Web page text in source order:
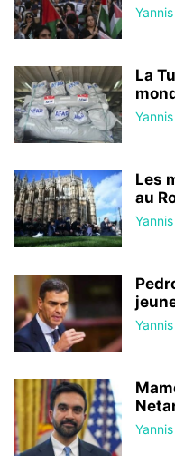
Yannis
La
Yannis
Les
au
Yannis
Yannis
Yannis